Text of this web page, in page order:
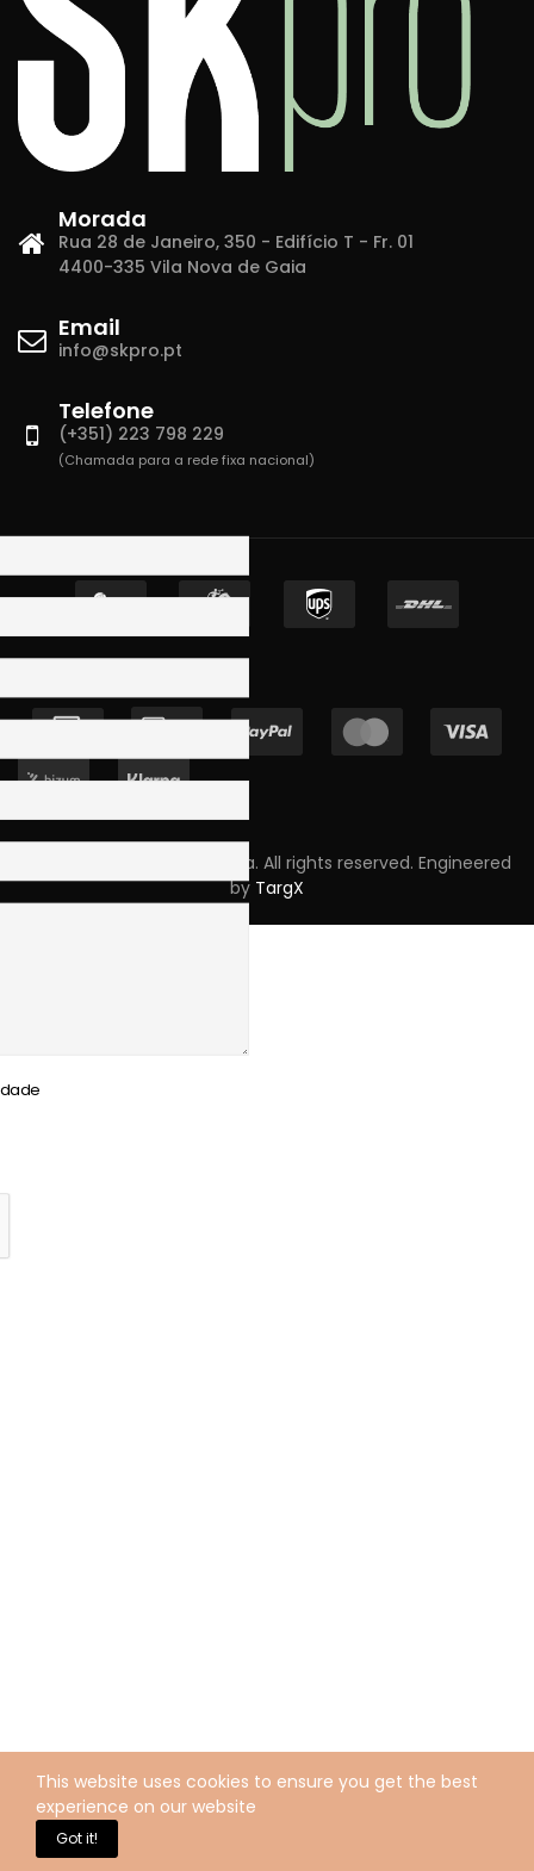
Morada
Rua 28 de Janeiro, 350 - Edifício T - Fr. 01
4400-335 Vila Nova de Gaia
Email
info@skpro.pt
Telefone
(+351) 223 798 229
(Chamada para a rede fixa nacional)
Copyright © 2023 Skpro, Lda. All rights reserved. Engineered
by TargX
This website uses cookies to ensure you get the best
experience on our website
Got it!